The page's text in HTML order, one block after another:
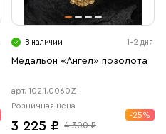
В наличии 1-2 дня
Медальон «Ангел» позолота
арт. 102.1.0060Z
Розничная цена
3 225 ₽ 4 300 ₽
-25%